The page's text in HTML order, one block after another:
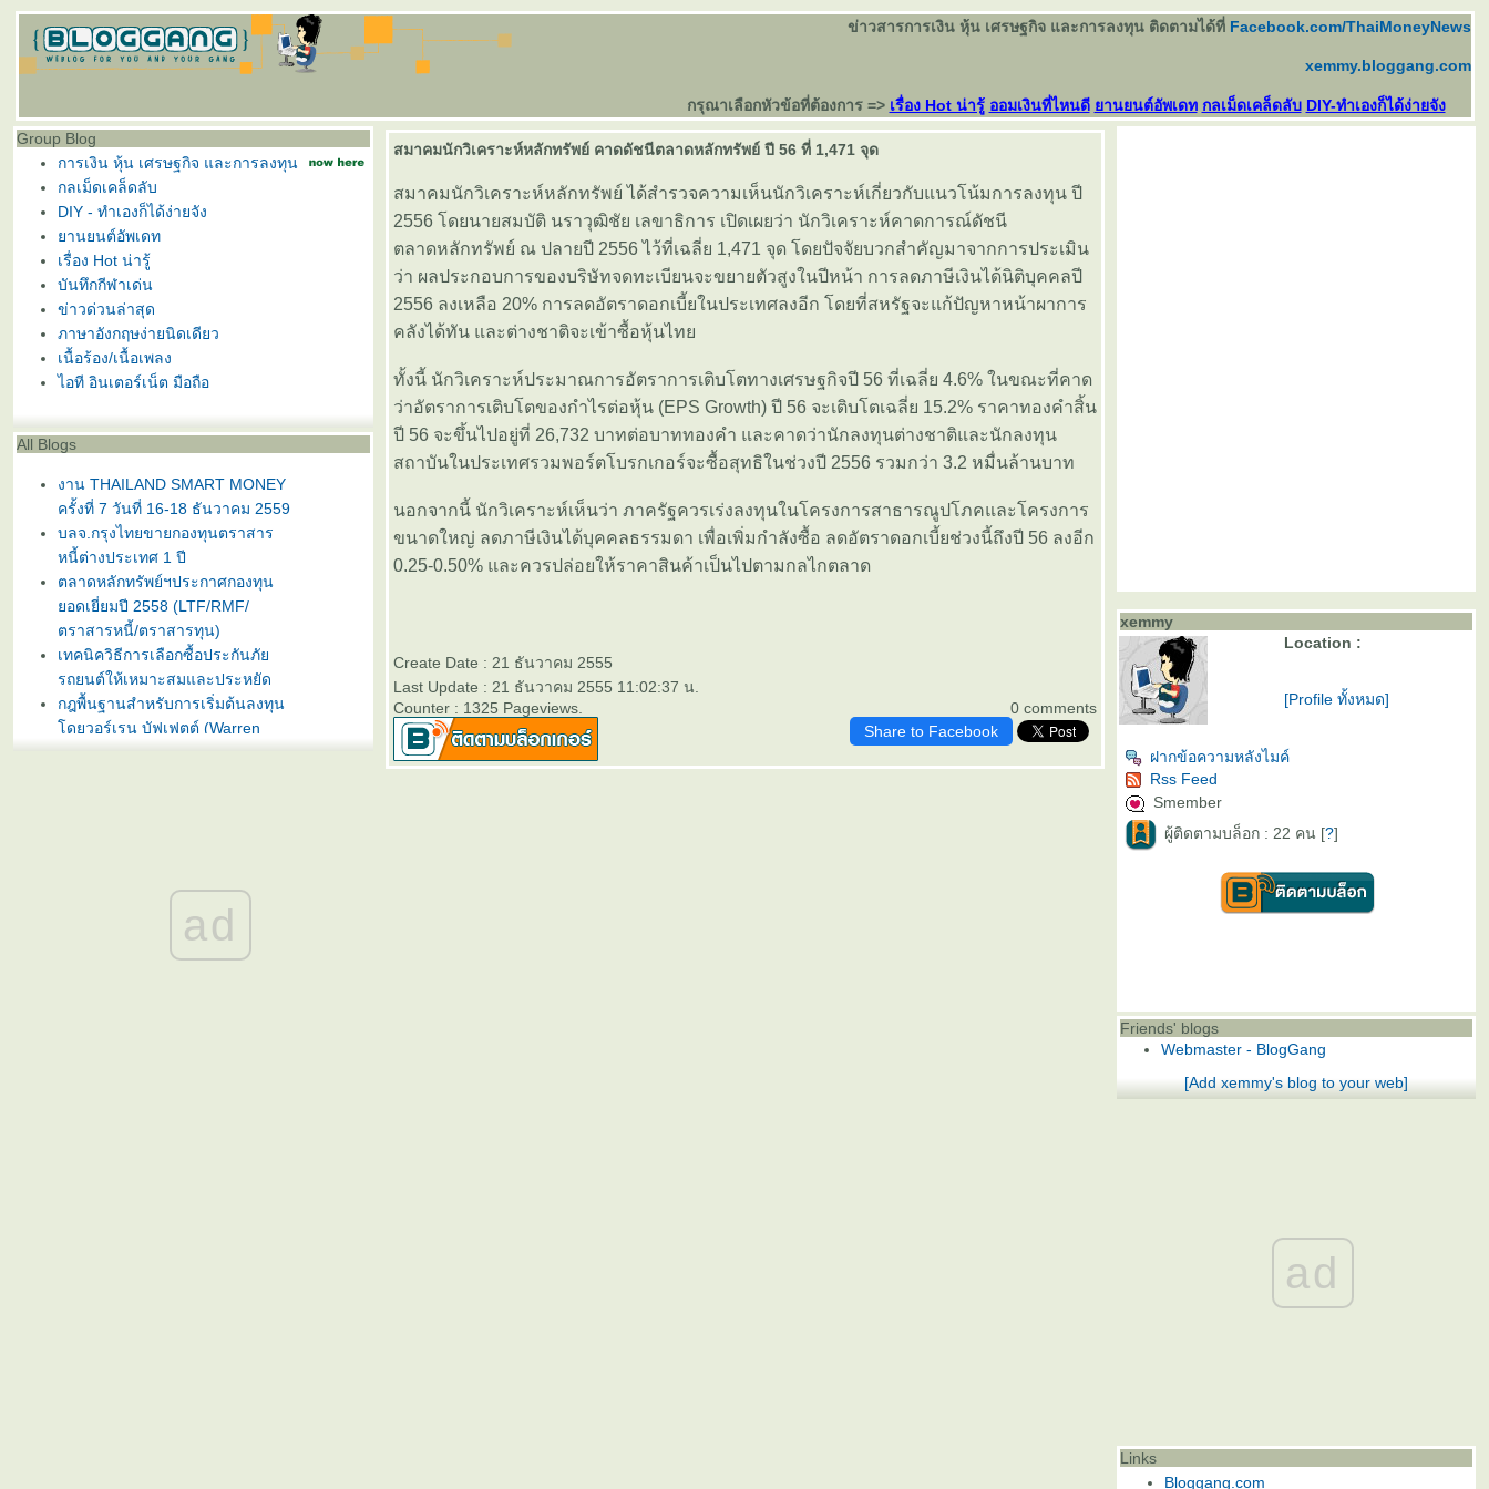
ข่าวสารการเงิน หุ้น เศรษฐกิจ และการลงทุน ติดตามได้ที่ Facebook.com/ThaiMoneyNews
xemmy.bloggang.com
กรุณาเลือกหัวข้อที่ต้องการ => เรื่อง Hot น่ารู้ ออมเงินที่ไหนดี านยนต์อัพเดท กลเม็ดเคล็ดลับ DIY-ทำเองก็ได้ง่ายจัง
Group Blog
การเงิน หุ้น เศรษฐกิจ และการลงทุน
กลเม็ดเคล็ดลับ
DIY - ทำเองก็ได้ง่ายจัง
านยนต์อัพเดท
เรื่อง Hot น่ารู้
บันทึกกีฬาเด่น
ข่าวด่วนล่าสุด
ภาษาอังกฤษง่ายนิดเดียว
เนื้อร้อง/เนื้อเพลง
ไอที อินเตอร์เน็ต มือถือ
All Blogs
งาน THAILAND SMART MONEY
ครั้งที่ 7 วันที่ 16-18 ธันวาคม 2559
บลจ.กรุงไทยขายกองทุนตราสาร
หนี้ต่างประเทศ 1 ปี
ตลาดหลักทรัพย์ฯประกาศกองทุน
อดเยี่ยมปี 2558 (LTF/RMF/
ตราสารหนี้/ตราสารทุน)
เทคนิควิธีการเลือกซื้อประกันภั
รถยนต์ให้เหมาะสมและประหยัด
กฎพื้นฐานสำหรับการเริ่มต้นลงทุน
ดยวอร์เรน บัฟเฟตต์ (Warren
ดอกเบี้ยสูง 3% ต่อปี
บลจ. ทิสโก้ เปิดเสนอขาย “กองทุน
เปิด ทิสโก้ เจแปน อิควิตี้ ทริกเกอร์
8% #2” วันที่ 2- 9 ม.ค. 2557
ad
สมาคมนักวิเคราะห์หลักทรัพย์ คาดดัชนีตลาดหลักทรัพย์ ปี 56 ที่ 1,471 จุด
สมาคมนักวิเคราะห์หลักทรัพย์ ได้สำรวจความเห็นนักวิเคราะห์เกี่ยวกับแนวโน้มการลงทุน ปี
2556 โดยนายสมบัติ นราวุฒิชัย เลขาธิการ เปิดเผยว่า นักวิเคราะห์คาดการณ์ดัชนี
ตลาดหลักทรัพย์ ณ ปลายปี 2556 ไว้ที่เฉลี่ย 1,471 จุด โดยปัจจัยบวกสำคัญมาจากการประเมิน
ว่า ผลประกอบการของบริษัทจดทะเบียนจะขยายตัวสูงในปีหน้า การลดภาษีเงินได้นิติบุคคลปี
2556 ลงเหลือ 20% การลดอัตราดอกเบี้ยในประเทศลงอีก โดยที่สหรัฐจะแก้ปัญหาหน้าผาการ
คลังได้ทัน และต่างชาติจะเข้าซื้อหุ้นไท
ทั้งนี้ นักวิเคราะห์ประมาณการอัตราการเติบโตทางเศรษฐกิจปี 56 ที่เฉลี่ย 4.6% ในขณะที่คาด
ว่าอัตราการเติบโตของกำไรต่อหุ้น (EPS Growth) ปี 56 จะเติบโตเฉลี่ย 15.2% ราคาทองคำสิ้น
ปี 56 จะขึ้นไปอยู่ที่ 26,732 บาทต่อบาททองคำ และคาดว่านักลงทุนต่างชาติและนักลงทุน
สถาบันในประเทศรวมพอร์ตโบรกเกอร์จะซื้อสุทธิในช่วงปี 2556 รวมกว่า 3.2 หมื่นล้านบาท
นอกจากนี้ นักวิเคราะห์เห็นว่า ภาครัฐควรเร่งลงทุนในโครงการสาธารณูปโภคและโครงการ
ขนาดใหญ่ ลดภาษีเงินได้บุคคลธรรมดา เพื่อเพิ่มกำลังซื้อ ลดอัตราดอกเบี้ยช่วงนี้ถึงปี 56 ลงอีก
0.25-0.50% และควรปล่อยให้ราคาสินค้าเป็นไปตามกลไกตลาด
Create Date : 21 ธันวาคม 2555
Last Update : 21 ธันวาคม 2555 11:02:37 น.
0 comments
Counter : 1325 Pageviews.
Share to Facebook
xemmy
Location :
[Profile ทั้งหมด]
ฝากข้อความหลังไมค์
Rss Feed
Smember
ผู้ติดตามบล็อก : 22 คน [?]
Friends' blogs
Webmaster - BlogGang
[Add xemmy's blog to your web]
ad
Links
Bloggang.com